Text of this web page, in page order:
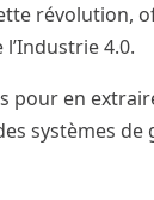
révolution,
4.0.
pour en
systèmes de